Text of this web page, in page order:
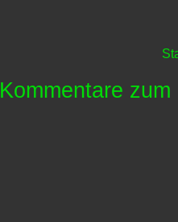
Kommentare